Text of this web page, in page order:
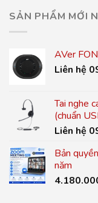
SẢN PHẨM MỚI
AVer
Liên hệ
Tai nghe
(chuẩn
Liên hệ
Bản
năm